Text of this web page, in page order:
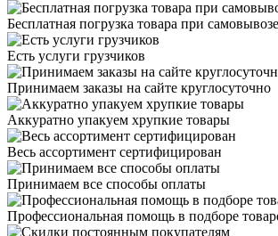
Бесплатная погрузка товара при самовывозе
Есть услуги грузчиков
Принимаем заказы на сайте круглосуточно
Аккуратно упакуем хрупкие товары
Весь ассортимент сертифицирован
Принимаем все способы оплаты
Профессиональная помощь в подборе